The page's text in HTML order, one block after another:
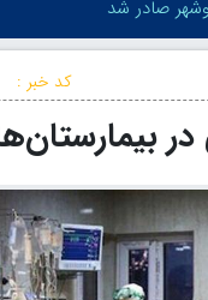
صادر شد
صادر شد
کد خبر :